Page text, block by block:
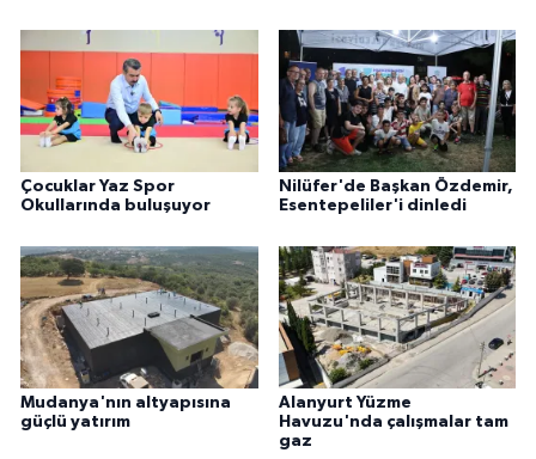
Çocuklar Yaz Spor
Okullarında buluşuyor
Nilüfer'de Başkan Özdemir,
Esentepeliler'i dinledi
Mudanya'nın altyapısına
güçlü yatırım
Alanyurt Yüzme
Havuzu'nda çalışmalar tam
gaz